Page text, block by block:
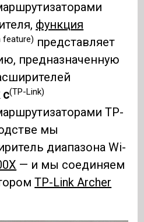
функция
feature) представляет
предназначенную
с(TP-Link)
TP-
мы
диапазона Wi-
— и мы соединяем
TP-Link Archer